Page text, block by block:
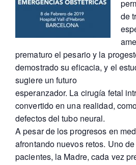
de
prematuro el pesario y la
demostrado su eficacia, y el
sugiere un futuro
esperanzador. La cirugía fetal
convertido en una realidad,
defectos del tubo neural.
A pesar de los progresos en
afrontando nuevos retos. Uno
pacientes, la Madre, cada vez